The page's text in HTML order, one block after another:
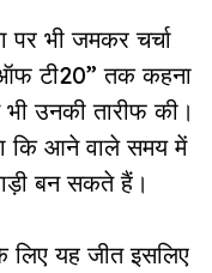
पर भी जमकर चर्चा
टी20” तक कहना
उनकी तारीफ की।
कि आने वाले समय में
बन सकते हैं।
लिए यह जीत इसलिए